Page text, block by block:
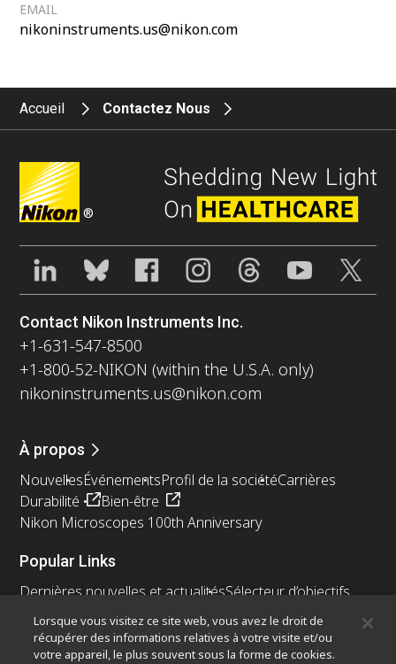
EMAIL
nikoninstruments.us@nikon.com
Accueil Contactez Nous
®
Contact Nikon Instruments Inc.
+1-631-547-8500
+1-800-52-NIKON (within the U.S.A. only)
nikoninstruments.us@nikon.com
À propos
NouvellesÉvénementsProfil de la sociétéCarrières
Durabilité
Bien-être
Nikon Microscopes 100th Anniversary
Popular Links
Dernières nouvelles et actualitésSélecteur d’objectifs
Resolution Calculator
PubScope
Nikon Small World
MicroscopyU
Lorsque vous visitez ce site web, vous avez le droit de
récupérer des informations relatives à votre visite et/ou
votre appareil, le plus souvent sous la forme de cookies.